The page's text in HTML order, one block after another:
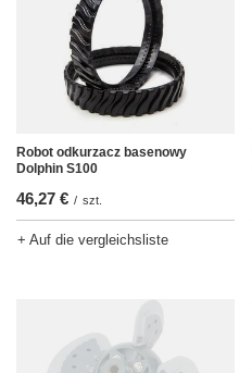
Robot odkurzacz basenowy
Dolphin S100
46,27 € / szt.
+ Auf die vergleichsliste